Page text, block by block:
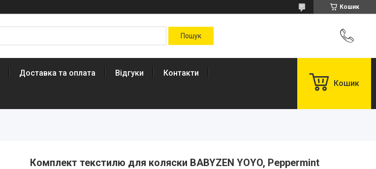
Кошик
Доставка та оплата Відгуки Контакти
Кошик
Комплект текстилю для коляски BABYZEN YOYO, Peppermint